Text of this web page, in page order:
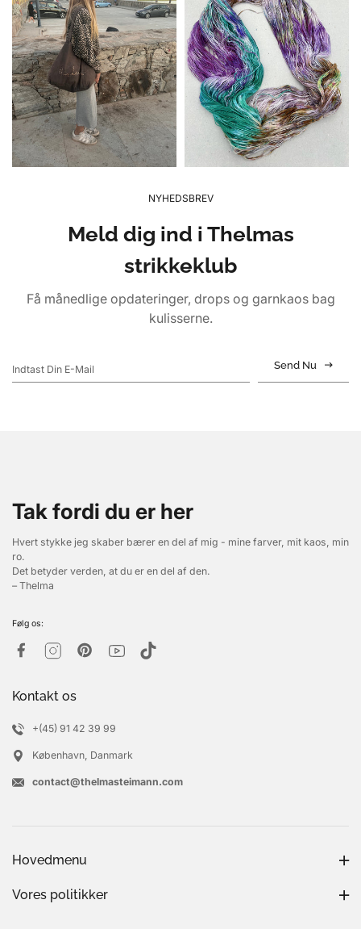
NYHEDSBREV
Meld dig ind i Thelmas
strikkeklub
Få månedlige opdateringer, drops og garnkaos bag
kulisserne.
Send Nu
Tak fordi du er her
Hvert stykke jeg skaber bærer en del af mig - mine farver, mit kaos, min
ro.
Det betyder verden, at du er en del af den.
– Thelma
Følg os:
Kontakt os
+(45) 91 42 39 99
København, Danmark
contact@thelmasteimann.com
Hovedmenu
Vores politikker